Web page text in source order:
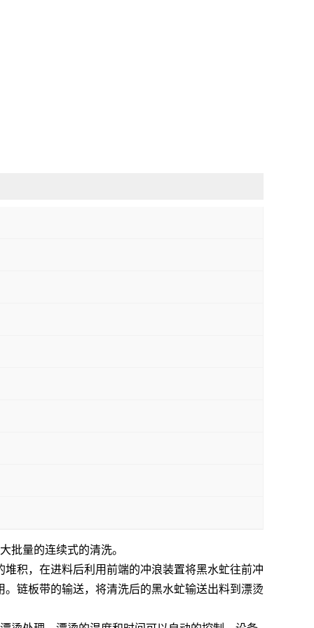
批量的连续式的清洗。
积，在进料后利用前端的冲浪装置将黑水虻往前冲
链板带的输送，将清洗后的黑水虻输送出料到漂烫